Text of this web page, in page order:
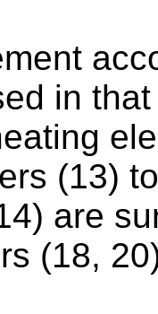
in
(13)
are
(18,